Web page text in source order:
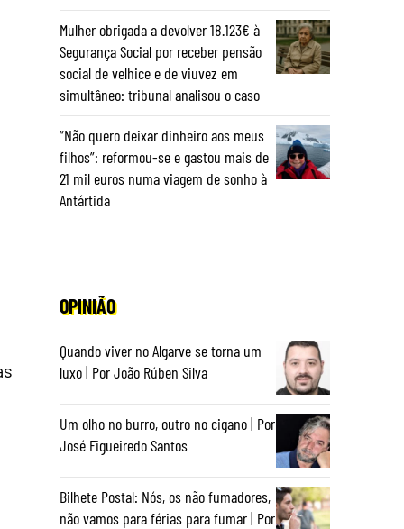
Mulher obrigada a devolver 18.123€ à
Segurança Social por receber pensão
social de velhice e de viuvez em
simultâneo: tribunal analisou o caso
“Não quero deixar dinheiro aos meus
filhos”: reformou-se e gastou mais de
21 mil euros numa viagem de sonho à
Antártida
OPINIÃO
Quando viver no Algarve se torna um
luxo | Por João Rúben Silva
Um olho no burro, outro no cigano | Por
José Figueiredo Santos
Bilhete Postal: Nós, os não fumadores,
não vamos para férias para fumar | Por